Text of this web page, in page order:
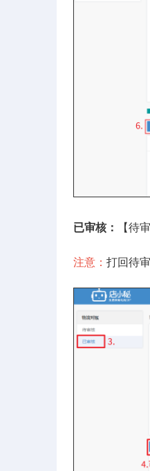
已审核： 【待
注意： 打回待